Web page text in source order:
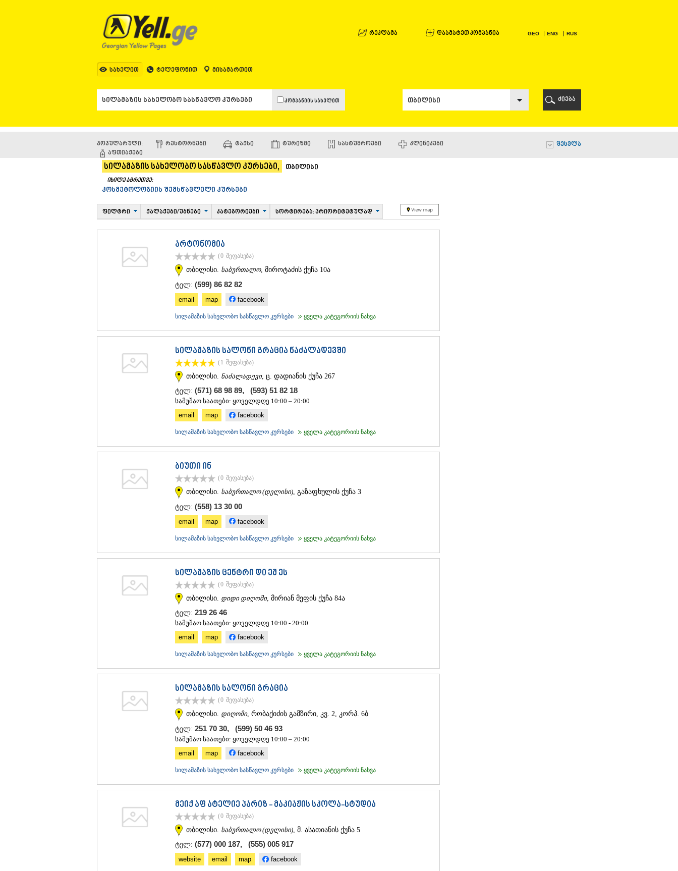
რეკლამა დაამატეთ კომპანია GEO ENG RUS
სახელით ტელეფონით მისამართით
კომპანიის სახელით
ᲐᲭᲐᲠᲐ
ᲩᲐᲥᲕᲘ
ᲚᲐᲜᲩᲮᲣᲗᲘ
ᲩᲝᲮᲐᲢᲐᲣᲠᲘ
ᲗᲔᲠᲯᲝᲚᲐ
ᲡᲐᲛᲢᲠᲔᲓᲘᲐ
ᲡᲐᲩᲮᲔᲠᲔ
ᲓᲔᲓᲝᲤᲚᲘᲡᲬᲧᲐᲠᲝ
ᲒᲣᲓᲐᲣᲠᲘ
ᲛᲐᲠᲢᲕᲘᲚᲘ
ᲐᲡᲞᲘᲜᲫᲐ
ᲓᲛᲐᲜᲘᲡᲘ
ძიება
პოპულარული: ᲠᲔᲡᲢᲝᲠᲜᲔᲑᲘ ᲢᲐᲥᲡᲘ ᲢᲣᲠᲘᲖᲛᲘ ᲡᲐᲡᲢᲣᲛᲠᲝᲔᲑᲘ
ᲙᲚᲘᲜᲘᲙᲔᲑᲘ
ᲐᲤᲗᲘᲐᲥᲔᲑᲘ
შესვლა
სილამაზის სახელობო სასწავლო კურსები, თბილისი
იხილე აგრეთვე:
კოსმეტოლოგიის შემსწავლელი კურსები
ფილტრი ქალაქები/უბნები კატეგორიები სორტირება: პრიორიტეტულად
არტონომია
(0 შეფასება)
თბილისი. საბურთალო, მიროტაძის ქუჩა 10ა
ტელ: (599) 86 82 82
email map facebook
სილამაზის სახელობო სასწავლო კურსები ყველა კატეგორიის ნახვა
სილამაზის სალონი გრაცია ნაძალადევში
(1 შეფასება)
თბილისი. ნაძალადევი, ც. დადიანის ქუჩა 267
ტელ: (571) 68 98 89, (593) 51 82 18
სამუშაო საათები: ყოველდღე 10:00 – 20:00
email
map facebook
სილამაზის სახელობო სასწავლო კურსები ყველა კატეგორიის ნახვა
ბიუთი ინ
(0 შეფასება)
თბილისი. საბურთალო (დელისი) , გაზაფხულის ქუჩა 3
ტელ: (558) 13 30 00
email map facebook
სილამაზის სახელობო სასწავლო კურსები ყველა კატეგორიის ნახვა
სილამაზის ცენტრი დი ემ ეს
(0 შეფასება)
თბილისი. დიდი დიღომი, მირიან მეფის ქუჩა 84ა
ტელ: 219 26 46
სამუშაო საათები: ყოველდღე 10:00 - 20:00
email
map facebook
სილამაზის სახელობო სასწავლო კურსები ყველა კატეგორიის ნახვა
სილამაზის სალონი გრაცია
(0 შეფასება)
თბილისი. დიღომი, რობაქიძის გამზირი, კვ. 2, კორპ. 6ბ
ტელ: 251 70 30, (599) 50 46 93
სამუშაო საათები: ყოველდღე 10:00 – 20:00
email
map facebook
სილამაზის სახელობო სასწავლო კურსები ყველა კატეგორიის ნახვა
მეიქ აფ ატელიე პარიზ - მაკიაჟის სკოლა-სტუდია
(0 შეფასება)
თბილისი. საბურთალო (დელისი) , მ. ასათიანის ქუჩა 5
ტელ: (577) 000 187, (555) 005 917
website email map facebook